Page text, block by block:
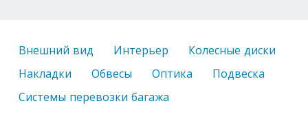
Внешний вид Интерьер
Колесные диски
Накладки
Обвесы Оптика
Подвеска
Системы перевозки багажа